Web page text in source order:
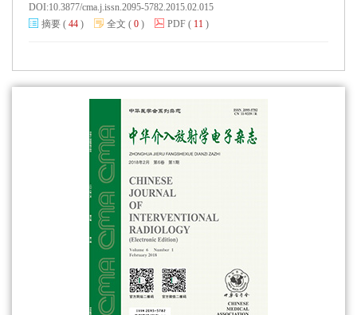
DOI:10.3877/cma.j.issn.2095-5782.2015.02.015
摘要 ( 44 ) 全文 ( 0 ) PDF ( 11 )